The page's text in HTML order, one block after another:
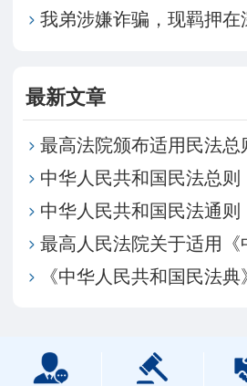
最新文章
中华人民共和国民法总则
中华人民共和国民法通则